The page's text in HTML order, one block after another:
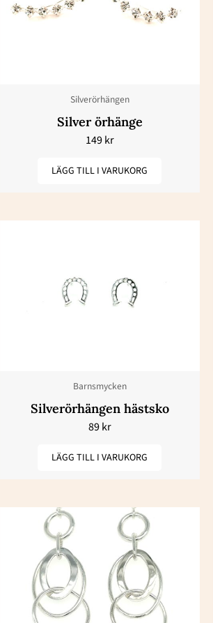
Silverörhängen
Silver örhänge
149kr
LÄGG TILL I VARUKORG
Barnsmycken
Silverörhängen hästsko
89kr
LÄGG TILL I VARUKORG